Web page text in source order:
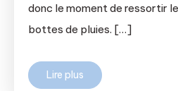
donc le moment de ressortir
bottes de pluies. […]
Lire plus